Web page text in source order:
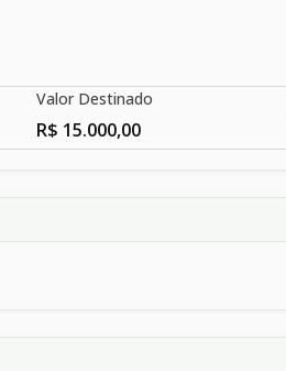
Valor Destinado
R$ 15.000,00